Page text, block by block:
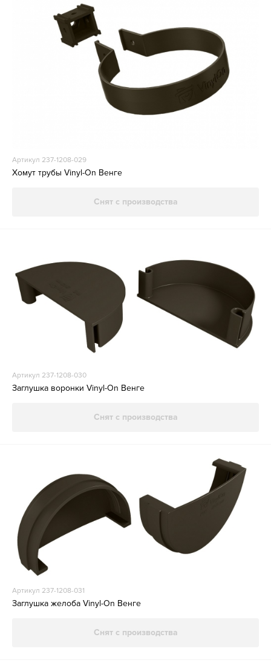
Артикул 237-1208-029
Хомут трубы Vinyl-On Венге
Снят с производства
Артикул 237-1208-030
Заглушка воронки Vinyl-On Венге
Снят с производства
Артикул 237-1208-031
Заглушка желоба Vinyl-On Венге
Снят с производства